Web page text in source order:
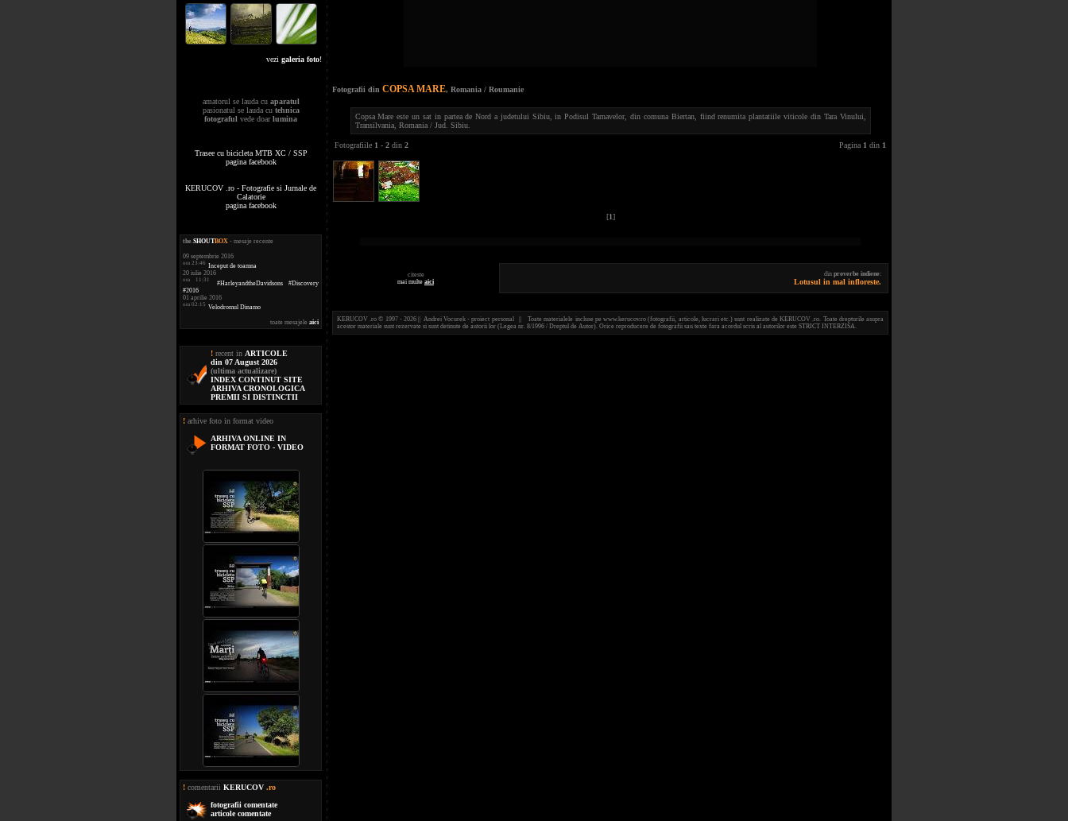
vezi galeria foto!
amatorul se lauda cu aparatul
pasionatul se lauda cu tehnica
fotograful vede doarlumina
Trasee cu bicicleta MTB XC / SSP
pagina facebook
KERUCOV .ro - Fotografie si Jurnale de
Calatorie
pagina facebook
the.SHOUTBOX - mesaje recente
09 septembrie 2016
ora 23:46 Inceput de toamna
20 iulie 2016
ora 11:31
#HarleyandtheDavidsons #Discovery
#2016
01 aprilie 2016
ora 02:15 Velodromul Dinamo
toate mesajele aici
! recent in ARTICOLE
din 07 August 2026
(ultima actualizare)
INDEX CONTINUT SITE
ARHIVA CRONOLOGICA
PREMII SI DISTINCTII
! arhive foto in format video
ARHIVA ONLINE IN
FORMAT FOTO - VIDEO
! comentarii KERUCOV .ro
fotografii comentate
articole comentate
Fotografii din COPSA MARE, Romania / Roumanie
Copsa Mare este un sat in partea de Nord a judetului Sibiu, in Podisul Tarnavelor, din comuna Biertan, fiind renumita plantatiile viticole din Tara Vinului,
Transilvania, Romania / Jud. Sibiu.
Fotografiile 1 - 2 din 2 Pagina 1 din 1
[1]
citeste
mai multe aici
din proverbe indiene:
Lotusul in mal infloreste.
KERUCOV .ro © 1997 - 2026 || Andrei Vocurek - proiect personal || Toate materialele incluse pe www.kerucov.ro (fotografii, articole, lucrari etc.) sunt realizate de KERUCOV .ro. Toate drepturile asupra
acestor materiale sunt rezervate si sunt detinute de autorii lor (Legea nr. 8/1996 / Dreptul de Autor). Orice reproducere de fotografii sau texte fara acordul scris al autorilor este STRICT INTERZISA.